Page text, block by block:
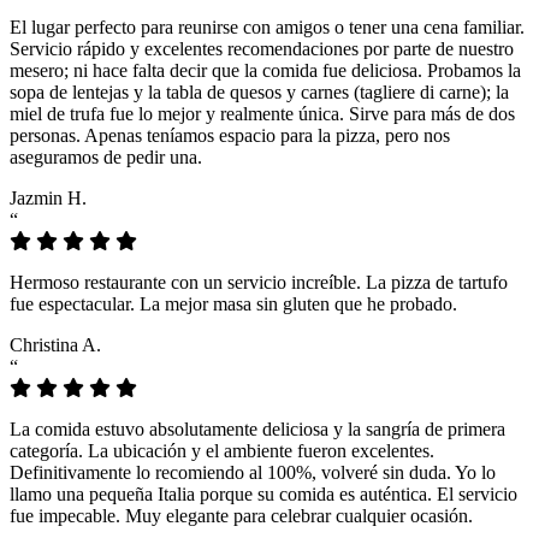
El lugar perfecto para reunirse con amigos o tener una cena familiar.
Servicio rápido y excelentes recomendaciones por parte de nuestro
mesero; ni hace falta decir que la comida fue deliciosa. Probamos la
sopa de lentejas y la tabla de quesos y carnes (tagliere di carne); la
miel de trufa fue lo mejor y realmente única. Sirve para más de dos
personas. Apenas teníamos espacio para la pizza, pero nos
aseguramos de pedir una.
Jazmin H.
“
Hermoso restaurante con un servicio increíble. La pizza de tartufo
fue espectacular. La mejor masa sin gluten que he probado.
Christina A.
“
La comida estuvo absolutamente deliciosa y la sangría de primera
categoría. La ubicación y el ambiente fueron excelentes.
Definitivamente lo recomiendo al 100%, volveré sin duda. Yo lo
llamo una pequeña Italia porque su comida es auténtica. El servicio
fue impecable. Muy elegante para celebrar cualquier ocasión.